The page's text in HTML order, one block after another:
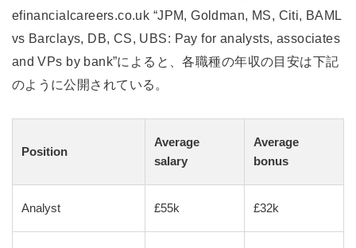
efinancialcareers.co.uk “JPM, Goldman, MS, Citi, BAML
vs Barclays, DB, CS, UBS: Pay for analysts, associates
and VPs by bank”によると、各職種の年収の目安は下記
のように公開されている。
Position
Average
salary
Average
bonus
Analyst £55k £32k